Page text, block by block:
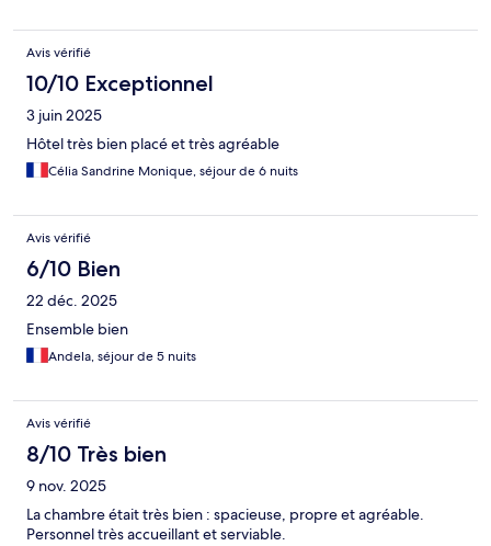
Avis vérifié
10/10 Exceptionnel
3 juin 2025
Hôtel très bien placé et très agréable
Célia Sandrine Monique, séjour de 6 nuits
Avis vérifié
6/10 Bien
22 déc. 2025
Ensemble bien
Andela, séjour de 5 nuits
Avis vérifié
8/10 Très bien
9 nov. 2025
La chambre était très bien : spacieuse, propre et agréable.
Personnel très accueillant et serviable.